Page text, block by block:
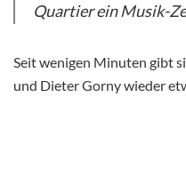
Quartier ein Musik-
Seit wenigen Minuten gibt
und Dieter Gorny wieder